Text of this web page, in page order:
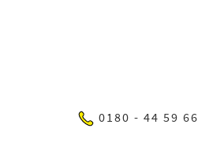
0180 - 44 59 66